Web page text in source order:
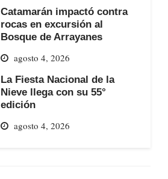
Catamarán impactó contra
rocas en excursión al
Bosque de Arrayanes
agosto 4, 2026
La Fiesta Nacional de la
Nieve llega con su 55°
edición
agosto 4, 2026